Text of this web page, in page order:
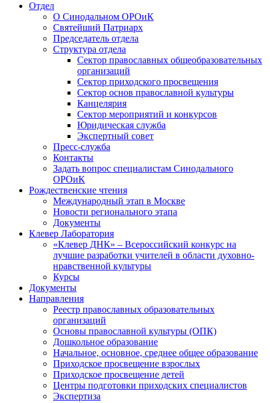
Отдел
О Синодальном ОРОиК
Святейший Патриарх
Председатель отдела
Структура отдела
Сектор православных общеобразовательных
организаций
Сектор приходского просвещения
Сектор основ православной культуры
Канцелярия
Сектор мероприятий и конкурсов
Юридическая служба
Экспертный совет
Пресс-служба
Контакты
Задать вопрос специалистам Синодального
ОРОиК
Рождественские чтения
Международный этап в Москве
Новости регионального этапа
Документы
Клевер Лаборатория
«Клевер ДНК» – Всероссийский конкурс на
лучшие разработки учителей в области духовно-
нравственной культуры
Курсы
Документы
Направления
Реестр православных образовательных
организаций
Основы православной культуры (ОПК)
Дошкольное образование
Начальное, основное, среднее общее образование
Приходское просвещение взрослых
Приходское просвещение детей
Центры подготовки приходских специалистов
Экспертиза